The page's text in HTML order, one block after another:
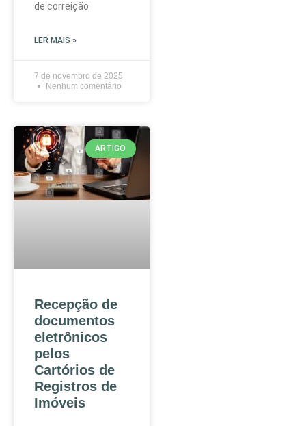
de correição
LER MAIS »
7 de novembro de 2025
Nenhum comentário
ARTIGO
Recepção de
documentos
eletrônicos
pelos
Cartórios de
Registros de
Imóveis